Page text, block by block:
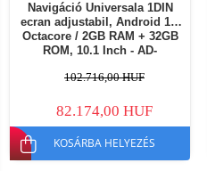
Navigáció Universala 1DIN
ecran adjustabil, Android 12,
Octacore / 2GB RAM + 32GB
ROM, 10.1 Inch - AD-
102.716,00 HUF
82.174,00 HUF
KOSÁRBA HELYEZÉS